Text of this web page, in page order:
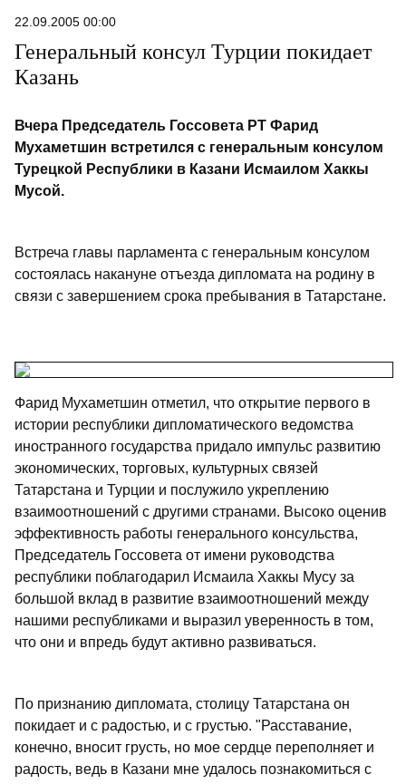
22.09.2005 00:00
Генеральный консул Турции покидает
Казань
Вчера Председатель Госсовета РТ Фарид
Мухаметшин встретился с генеральным консулом
Турецкой Республики в Казани Исмаилом Хаккы
Мусой.
Встреча главы парламента с генеральным консулом
состоялась накануне отъезда дипломата на родину в
связи с завершением срока пребывания в Татарстане.
Фарид Мухаметшин отметил, что открытие первого в
истории республики дипломатического ведомства
иностранного государства придало импульс развитию
экономических, торговых, культурных связей
Татарстана и Турции и послужило укреплению
взаимоотношений с другими странами. Высоко оценив
эффективность работы генерального консульства,
Председатель Госсовета от имени руководства
республики поблагодарил Исмаила Хаккы Мусу за
большой вклад в развитие взаимоотношений между
нашими республиками и выразил уверенность в том,
что они и впредь будут активно развиваться.
По признанию дипломата, столицу Татарстана он
покидает и с радостью, и с грустью. "Расставание,
конечно, вносит грусть, но мое сердце переполняет и
радость, ведь в Казани мне удалось познакомиться с